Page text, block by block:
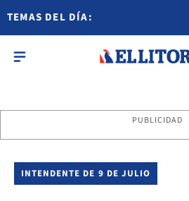
TEMAS DEL DÍA:
PUBLICIDAD
INTENDENTE DE 9 DE JULIO